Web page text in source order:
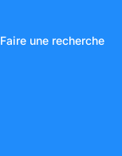
Faire une recherche